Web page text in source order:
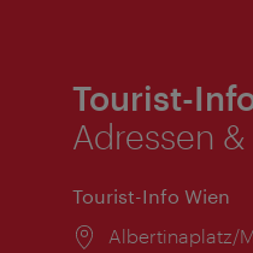
Tourist-
Adressen
Tourist-Info Wien
Ort:
Albertinaplatz/